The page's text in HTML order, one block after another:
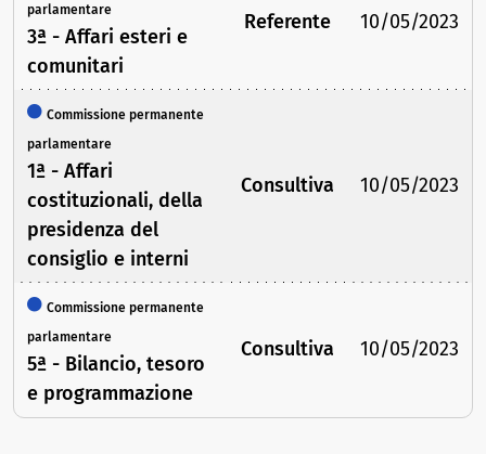
parlamentare
3ª - Affari esteri e
comunitari
Referente 10/05/2023
Commissione permanente
parlamentare
1ª - Affari
costituzionali, della
presidenza del
consiglio e interni
Consultiva 10/05/2023
Commissione permanente
parlamentare
5ª - Bilancio, tesoro
e programmazione
Consultiva 10/05/2023